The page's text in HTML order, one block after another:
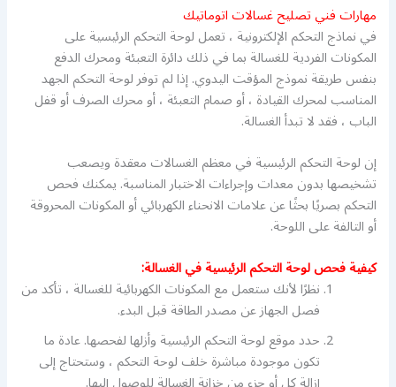
مهارات فني تصليح غسالات اتوماتيك
في نماذج التحكم الإلكترونية ، تعمل لوحة التحكم الرئيسية على
المكونات الفردية للغسالة بما في ذلك دائرة التعبئة ومحرك الدفع
بنفس طريقة نموذج المؤقت اليدوي. إذا لم توفر لوحة التحكم الجهد
المناسب لمحرك القيادة ، أو صمام التعبئة ، أو محرك الصرف أو قفل
الباب ، فقد لا تبدأ الغسالة.
إن لوحة التحكم الرئيسية في معظم الغسالات معقدة ويصعب
تشخيصها بدون معدات وإجراءات الاختبار المناسبة. يمكنك فحص
التحكم بصريًا بحثًا عن علامات الانحناء الكهربائي أو المكونات المحروقة
أو التالفة على اللوحة.
كيفية فحص لوحة التحكم الرئيسية في الغسالة:
نظرًا لأنك ستعمل مع المكونات الكهربائية للغسالة ، تأكد من
فصل الجهاز عن مصدر الطاقة قبل البدء.
حدد موقع لوحة التحكم الرئيسية وأزلها لفحصها. عادة ما
تكون موجودة مباشرة خلف لوحة التحكم ، وستحتاج إلى